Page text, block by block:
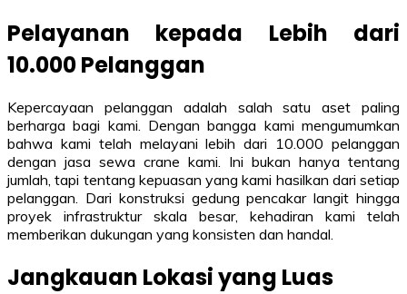
Pelayanan kepada Lebih dari
10.000 Pelanggan
Kepercayaan pelanggan adalah salah satu aset paling
berharga bagi kami. Dengan bangga kami mengumumkan
bahwa kami telah melayani lebih dari 10.000 pelanggan
dengan jasa sewa crane kami. Ini bukan hanya tentang
jumlah, tapi tentang kepuasan yang kami hasilkan dari setiap
pelanggan. Dari konstruksi gedung pencakar langit hingga
proyek infrastruktur skala besar, kehadiran kami telah
memberikan dukungan yang konsisten dan handal.
Jangkauan Lokasi yang Luas